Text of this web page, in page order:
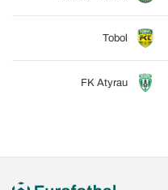
Tobol
FK Atyrau